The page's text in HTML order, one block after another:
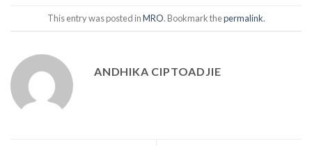
This entry was posted inMRO. Bookmark thepermalink.
ANDHIKA CIPTOADJIE